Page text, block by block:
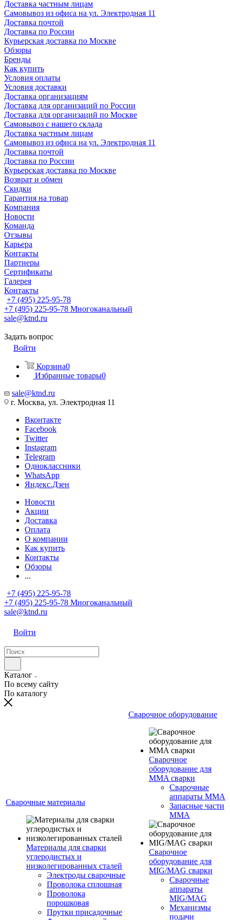
Доставка частным лицам
Самовывоз из офиса на ул. Электродная 11
Доставка почтой
Доставка по России
Курьерская доставка по Москве
Обзоры
Бренды
Как купить
Условия оплаты
Условия доставки
Доставка организациям
Доставка для организаций по России
Доставка для организаций по Москве
Самовывоз с нашего склада
Доставка частным лицам
Самовывоз из офиса на ул. Электродная 11
Доставка почтой
Доставка по России
Курьерская доставка по Москве
Возврат и обмен
Скидки
Гарантия на товар
Компания
Новости
Команда
Отзывы
Карьера
Контакты
Партнеры
Сертификаты
Галерея
Контакты
+7 (495) 225-95-78
+7 (495) 225-95-78 Многоканальный
sale@ktnd.ru
Задать вопрос
Войти
Корзина0
Избранные товары0
sale@ktnd.ru
г. Москва, ул. Электродная 11
Вконтакте
Facebook
Twitter
Instagram
Telegram
Одноклассники
WhatsApp
Яндекс.Дзен
Новости
Акции
Доставка
Оплата
О компании
Как купить
Контакты
Обзоры
...
+7 (495) 225-95-78
+7 (495) 225-95-78 Многоканальный
sale@ktnd.ru
Войти
Каталог
По всему сайту
По каталогу
Сварочные материалы
Материалы для сварки
углеродистых и
низколегированных сталей
Электроды сварочные
Проволока сплошная
Проволока
порошковая
Прутки присадочные
Сварочное оборудование
Сварочное
оборудование для
MMA сварки
Сварочные
аппараты MMA
Запасные части
MMA
Сварочное
оборудование для
MIG/MAG сварки
Сварочные
аппараты
MIG/MAG
Механизмы
подачи